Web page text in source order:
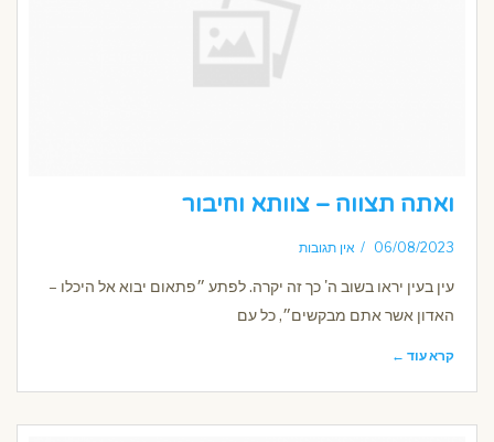
ואתה תצווה – צוותא וחיבור
06/08/2023 אין תגובות
עין בעין יראו בשוב ה' כך זה יקרה. לפתע ״פתאום יבוא אל היכלו –
האדון אשר אתם מבקשים״, כל עם
קרא עוד ←